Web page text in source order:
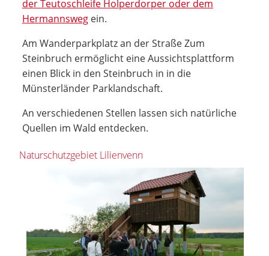
der Teutoschleife Holperdorper oder dem
Hermannswegein.
Am Wanderparkplatz an der Straße Zum
Steinbruch ermöglicht eine Aussichtsplattform
einen Blick in den Steinbruch in in die
Münsterländer Parklandschaft.
An verschiedenen Stellen lassen sich natürliche
Quellen im Wald entdecken.
Naturschutzgebiet Lilienvenn